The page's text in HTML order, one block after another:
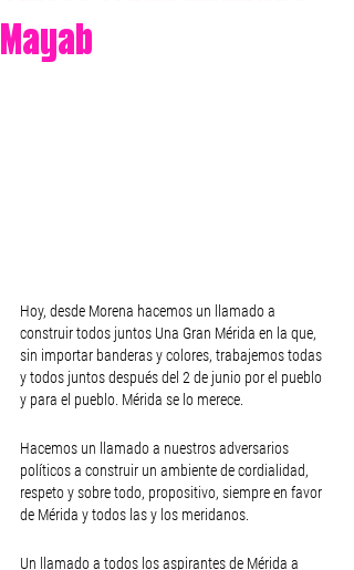
Mayab
Hoy, desde Morena hacemos un llamado a
construir todos juntos Una Gran Mérida en la que,
sin importar banderas y colores, trabajemos todas
y todos juntos después del 2 de junio por el pueblo
y para el pueblo. Mérida se lo merece.
Hacemos un llamado a nuestros adversarios
políticos a construir un ambiente de cordialidad,
respeto y sobre todo, propositivo, siempre en favor
de Mérida y todos las y los meridanos.
Un llamado a todos los aspirantes de Mérida a